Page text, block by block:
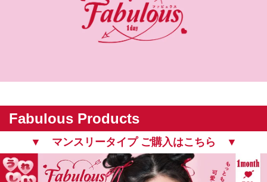
Fabulous Products
▼ マンスリータイプ ご購入はこちら ▼